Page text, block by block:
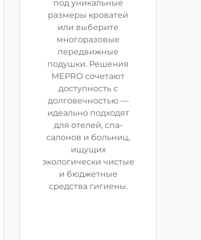
под уникальные
размеры кроватей
или выберите
многоразовые
передвижные
подушки. Решения
MEPRO сочетают
доступность с
долговечностью —
идеально подходят
для отелей, спа-
салонов и больниц,
ищущих
экологически чистые
и бюджетные
средства гигиены.